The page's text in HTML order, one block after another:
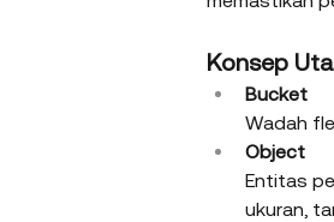
Konsep
Bucket
Wadah
Object
Entitas
ukuran,